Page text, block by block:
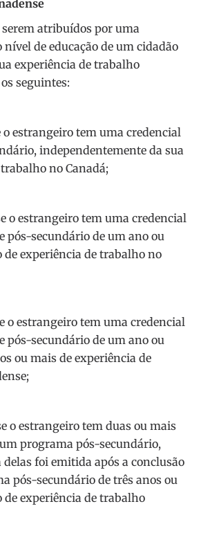
serem atribuídos por uma
de educação de um cidadão
experiência de trabalho
seguintes:
o estrangeiro tem uma credencial
independentemente da sua
no Canadá;
o estrangeiro tem uma credencial
pós-secundário de um ano ou
de experiência de trabalho no
o estrangeiro tem uma credencial
pós-secundário de um ano ou
ou mais de experiência de
o estrangeiro tem duas ou mais
programa pós-secundário,
delas foi emitida após a conclusão
pós-secundário de três anos ou
de experiência de trabalho